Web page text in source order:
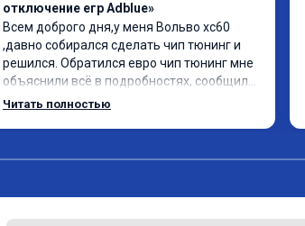
отключение егр Adblue»
Всем доброго дня,у меня Вольво xc60
,давно собирался сделать чип тюнинг и
решился. Обратился евро чип тюнинг мне
объяснили всё в подробностях, сообщили
сумму записали. Приехал в назначенное
Читать полностью